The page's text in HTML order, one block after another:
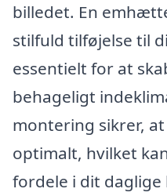
billedet. En
stilfuld tilføjelse til
essentielt for at
behageligt
montering sikrer,
optimalt, hvilket
fordele i dit daglige